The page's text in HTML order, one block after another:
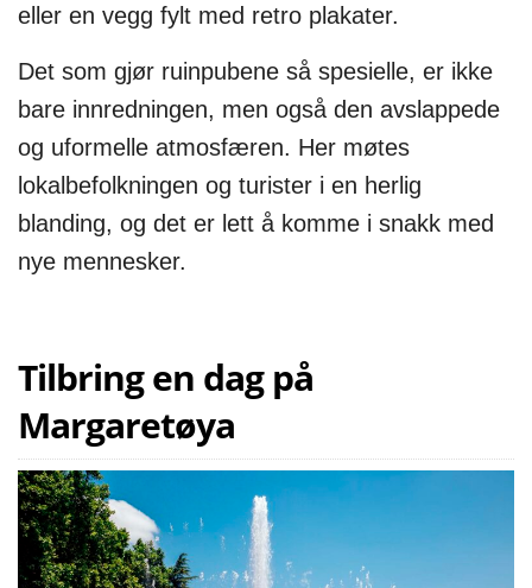
eller en vegg fylt med retro plakater.
Det som gjør ruinpubene så spesielle, er ikke
bare innredningen, men også den avslappede
og uformelle atmosfæren. Her møtes
lokalbefolkningen og turister i en herlig
blanding, og det er lett å komme i snakk med
nye mennesker.
Tilbring en dag på
Margaretøya